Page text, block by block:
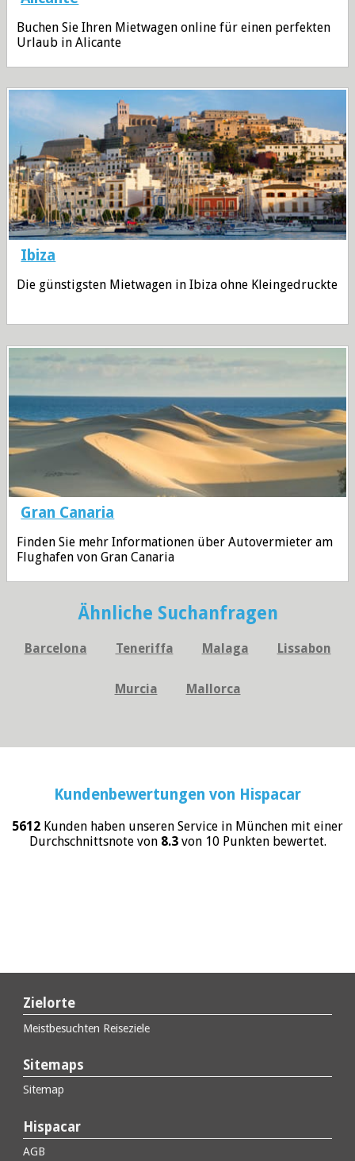
Buchen Sie Ihren Mietwagen online für einen perfekten
Urlaub in Alicante
Ibiza
Die günstigsten Mietwagen in Ibiza ohne Kleingedruckte
Gran Canaria
Finden Sie mehr Informationen über Autovermieter am
Flughafen von Gran Canaria
Ähnliche Suchanfragen
Barcelona Teneriffa Malaga Lissabon
Murcia Mallorca
Kundenbewertungen von Hispacar
5612 Kunden haben unseren Service in München mit einer
Durchschnittsnote von 8.3von 10 Punkten bewertet.
Zielorte
Meistbesuchten Reiseziele
Sitemaps
Sitemap
Hispacar
AGB